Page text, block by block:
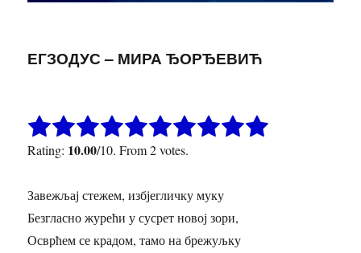
ЕГЗОДУС – МИРА ЂОРЂЕВИЋ
Rating: 10.00/10. From 2 votes.
Завежљај стежем, избјегличку муку
Безгласно журећи у сусрет новој зори,
Осврћем се крадом, тамо на брежуљку